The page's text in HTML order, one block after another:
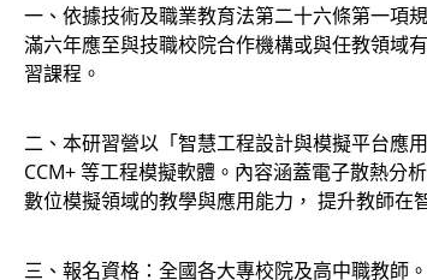
一、依據技術及職業教育法第二十六條第一項
滿六年應至與技職校院合作機構或與任教領域
習課程。
二、本研習營以「智慧工程設計與模擬平台應
CCM+ 等工程模擬軟體。內容涵蓋電子散熱分
數位模擬領域的教學與應用能力， 提升教師在
三、報名資格：全國各大專校院及高中職教師。